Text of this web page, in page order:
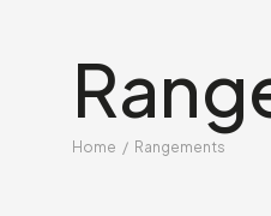
Home / Rangements